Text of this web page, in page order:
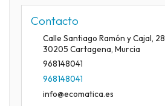
Contacto
Calle Santiago Ramón y Cajal, 28
30205 Cartagena, Murcia
968148041
968148041
info@ecomatica.es